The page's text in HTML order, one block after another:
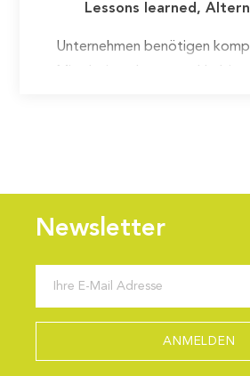
Lessons learned,
Unternehmen benötigen
sind…
Newsletter